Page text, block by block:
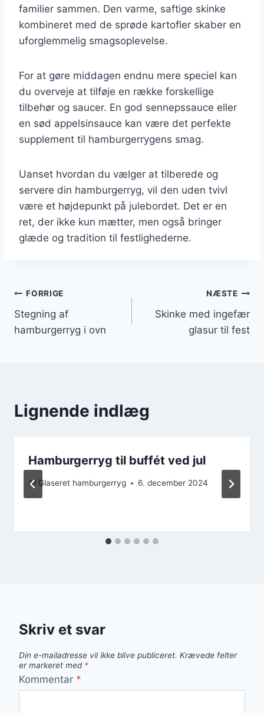
familier sammen. Den varme, saftige skinke
kombineret med de sprøde kartofler skaber en
uforglemmelig smagsoplevelse.
For at gøre middagen endnu mere speciel kan
du overveje at tilføje en række forskellige
tilbehør og saucer. En god sennepssauce eller
en sød appelsinsauce kan være det perfekte
supplement til hamburgerrygens smag.
Uanset hvordan du vælger at tilberede og
servere din hamburgerryg, vil den uden tvivl
være et højdepunkt på julebordet. Det er en
ret, der ikke kun mætter, men også bringer
glæde og tradition til festlighederne.
Indlægsnavigation
FORRIGE
Stegning af
hamburgerryg i ovn
NÆSTE
Skinke med ingefær
glasur til fest
Lignende indlæg
Hamburgerryg til buffét ved jul
Af Glaseret hamburgerryg 6. december 2024
Skriv et svar
Din e-mailadresse vil ikke blive publiceret. Krævede felter
er markeret med *
Kommentar *